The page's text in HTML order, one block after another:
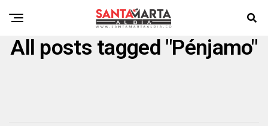
All posts tagged "Pénjamo"